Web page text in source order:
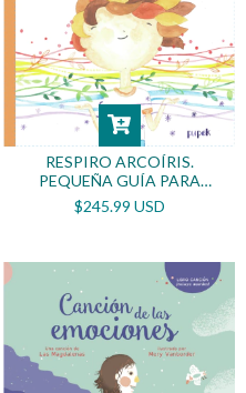
RESPIRO ARCOÍRIS.
PEQUEÑA GUÍA PARA
TRANSFORMAR TU DÍA -
TAPA BLANDA
$245.99 USD